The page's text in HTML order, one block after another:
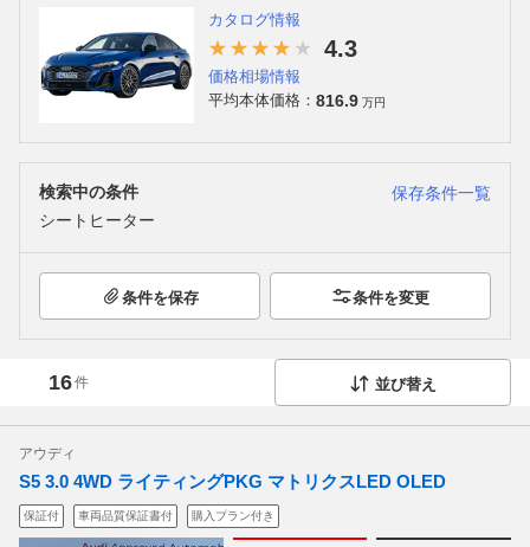
カタログ情報
4.3
価格相場情報
平均本体価格： 816.9 万円
検索中の条件
保存条件一覧
シートヒーター
条件を保存 条件を変更
16件 並び替え
アウディ
S5 3.0 4WD ライティングPKG マトリクスLED OLED
保証付 車両品質保証書付 購入プラン付き